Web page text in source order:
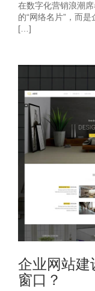
在数字化营销浪潮
的“网络名片”，而
[…]
企业网站建
窗口？